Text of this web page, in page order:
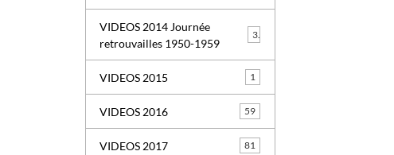
VIDEOS 2014 Journée
retrouvailles 1950-1959
3
VIDEOS 2015 1
VIDEOS 2016 59
VIDEOS 2017 81